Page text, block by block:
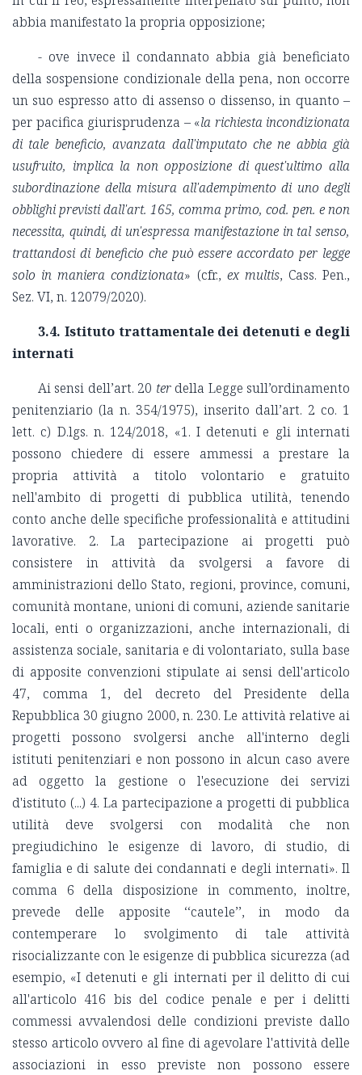
abbia manifestato la propria opposizione;
- ove invece il condannato abbia già beneficiato
della sospensione condizionale della pena, non occorre
un suo espresso atto di assenso o dissenso, in quanto –
per pacifica giurisprudenza – «la richiesta incondizionata
di tale beneficio, avanzata dall'imputato che ne abbia già
usufruito, implica la non opposizione di quest'ultimo alla
subordinazione della misura all'adempimento di uno degli
obblighi previsti dall'art. 165, comma primo, cod. pen. e non
necessita, quindi, di un'espressa manifestazione in tal senso,
trattandosi di beneficio che può essere accordato per legge
solo in maniera condizionata» (cfr., ex multis, Cass. Pen.,
Sez. VI, n. 12079/2020).
3.4. Istituto trattamentale dei detenuti e degli
internati
Ai sensi dell’art. 20 terdella Legge sull’ordinamento
penitenziario (la n. 354/1975), inserito dall’art. 2 co. 1
lett. c) D.lgs. n. 124/2018, «1. I detenuti e gli internati
possono chiedere di essere ammessi a prestare la
propria attività a titolo volontario e gratuito
nell'ambito di progetti di pubblica utilità, tenendo
conto anche delle specifiche professionalità e attitudini
lavorative. 2. La partecipazione ai progetti può
consistere in attività da svolgersi a favore di
amministrazioni dello Stato, regioni, province, comuni,
comunità montane, unioni di comuni, aziende sanitarie
locali, enti o organizzazioni, anche internazionali, di
assistenza sociale, sanitaria e di volontariato, sulla base
di apposite convenzioni stipulate ai sensi dell'articolo
47, comma 1, del decreto del Presidente della
Repubblica 30 giugno 2000, n. 230. Le attività relative ai
progetti possono svolgersi anche all'interno degli
istituti penitenziari e non possono in alcun caso avere
ad oggetto la gestione o l'esecuzione dei servizi
d'istituto (...) 4. La partecipazione a progetti di pubblica
utilità deve svolgersi con modalità che non
pregiudichino le esigenze di lavoro, di studio, di
famiglia e di salute dei condannati e degli internati». Il
comma 6 della disposizione in commento, inoltre,
prevede delle apposite ‘‘cautele’’, in modo da
contemperare lo svolgimento di tale attività
risocializzante con le esigenze di pubblica sicurezza (ad
esempio, «I detenuti e gli internati per il delitto di cui
all'articolo 416 bis del codice penale e per i delitti
commessi avvalendosi delle condizioni previste dallo
stesso articolo ovvero al fine di agevolare l'attività delle
associazioni in esso previste non possono essere